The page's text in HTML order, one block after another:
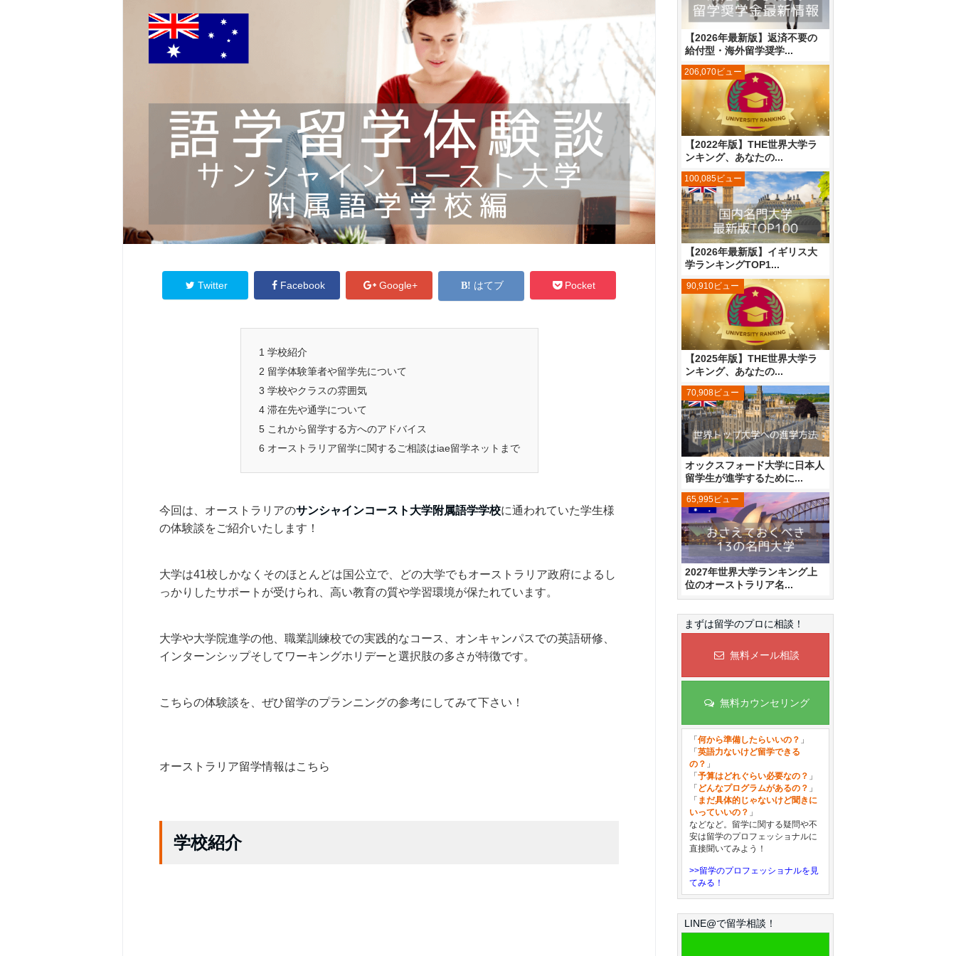
Twitter Facebook Google+ はてブ Pocket
1 学校紹介
2 留学体験筆者や留学先について
3 学校やクラスの雰囲気
4滞在先や通学について
5これから留学する方へのアドバイス
6 オーストラリア留学に関するご相談はiae留学ネットまで
今回は、オーストラリアのサンシャインコースト大学附属語学学校に通われていた学生様
の体験談をご紹介いたします！
大学は41校しかなくそのほとんどは国公立で、どの大学でもオーストラリア政府によるし
っかりしたサポートが受けられ、高い教育の質や学習環境が保たれています。
大学や大学院進学の他、職業訓練校での実践的なコース、オンキャンパスでの英語研修、
インターンシップそしてワーキングホリデーと選択肢の多さが特徴です。
こちらの体験談を、ぜひ留学のプランニングの参考にしてみて下さい！
オーストラリア留学情報はこちら
学校紹介
【2026年最新版】返済不要の
給付型・海外留学奨学...
【2022年版】THE世界大学ラ
ンキング、あなたの...
206,070ビュー
【2026年最新版】イギリス大
学ランキングTOP1...
100,085ビュー
【2025年版】THE世界大学ラ
ンキング、あなたの...
90,910ビュー
オックスフォード大学に日本人
留学生が進学するために...
70,908ビュー
2027年世界大学ランキング上
位のオーストラリア名...
65,995ビュー
まずは留学のプロに相談！
無料メール相談
無料カウンセリング
「 何から準備したらいいの？ 」
「 英語力ないけど留学できる
の？ 」
「 予算はどれぐらい必要なの？ 」
「 どんなプログラムがあるの？ 」
「 まだ具体的じゃないけど聞きに
いっていいの？ 」
などなど。留学に関する疑問や不
安は留学のプロフェッショナルに
直接聞いてみよう！
>>留学のプロフェッショナルを見
てみる！
LINE@で留学相談！